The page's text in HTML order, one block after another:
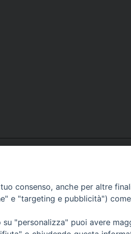
consenso, anche per altre
e "targeting e pubblicità")
"personalizza" puoi avere